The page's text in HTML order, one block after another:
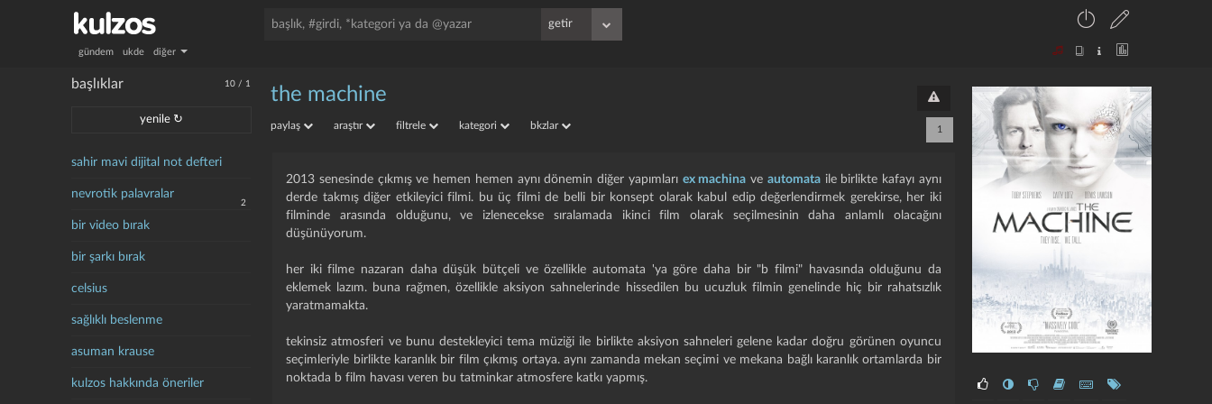
gündem ukde diğer
10 / 1
başlıklar
yenile ↻
sahir mavi dijital not defteri
nevrotik palavralar
2
bir video bırak
bir şarkı bırak
celsius
sağlıklı beslenme
asuman krause
kulzos hakkında öneriler
the machine
paylaş araştır filtrele kategori bkzlar 1
2013 senesinde çıkmış ve hemen hemen aynı dönemin diğer yapımları ex machina ve automataile birlikte kafayı aynı
derde takmış diğer etkileyici filmi. bu üç filmi de belli bir konsept olarak kabul edip değerlendirmek gerekirse, her iki
filminde arasında olduğunu, ve izlenecekse sıralamada ikinci film olarak seçilmesinin daha anlamlı olacağını
düşünüyorum.
her iki filme nazaran daha düşük bütçeli ve özellikle automata 'ya göre daha bir "b filmi" havasında olduğunu da
eklemek lazım. buna rağmen, özellikle aksiyon sahnelerinde hissedilen bu ucuzluk filmin genelinde hiç bir rahatsızlık
yaratmamakta.
tekinsiz atmosferi ve bunu destekleyici tema müziği ile birlikte aksiyon sahneleri gelene kadar doğru görünen oyuncu
seçimleriyle birlikte karanlık bir film çıkmış ortaya. aynı zamanda mekan seçimi ve mekana bağlı karanlık ortamlarda bir
noktada b film havası veren bu tatminkar atmosfere katkı yapmış.